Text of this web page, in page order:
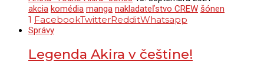
akcia komédia manga nakladateľstvo CREW šónen
1 FacebookTwitterRedditWhatsapp
Správy
Legenda Akira v češtine!